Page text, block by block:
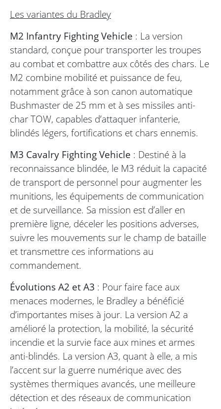
Les variantes du Bradley
M2 Infantry Fighting Vehicle : La version
standard, conçue pour transporter les troupes
au combat et combattre aux côtés des chars. Le
M2 combine mobilité et puissance de feu,
notamment grâce à son canon automatique
Bushmaster de 25 mm et à ses missiles anti-
char TOW, capables d’attaquer infanterie,
blindés légers, fortifications et chars ennemis.
M3 Cavalry Fighting Vehicle : Destiné à la
reconnaissance blindée, le M3 réduit la capacité
de transport de personnel pour augmenter les
munitions, les équipements de communication
et de surveillance. Sa mission est d’aller en
première ligne, déceler les positions adverses,
suivre les mouvements sur le champ de bataille
et transmettre ces informations au
commandement.
Évolutions A2 et A3 : Pour faire face aux
menaces modernes, le Bradley a bénéficié
d’importantes mises à jour. La version A2 a
amélioré la protection, la mobilité, la sécurité
incendie et la survie face aux mines et armes
anti-blindés. La version A3, quant à elle, a mis
l’accent sur la guerre numérique avec des
systèmes thermiques avancés, une meilleure
détection et des réseaux de communication